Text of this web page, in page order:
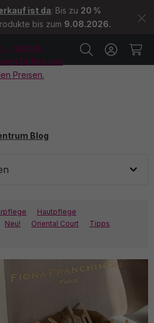
ist da: Bis zu 20 %
bis zum 9.08.2026.
Blog
Hautpflege
Neu! Oriental Court
Tipps